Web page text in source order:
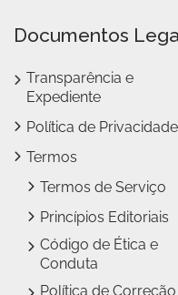
Documentos
Transparência e
Expediente
Política de Privacidade
Termos
Termos de Serviço
Princípios Editoriais
Código de Ética e
Conduta
Política de